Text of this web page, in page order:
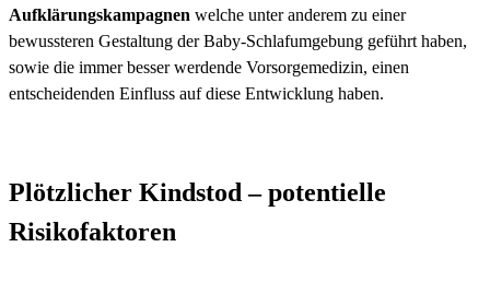
Aufklärungskampagnen welche unter anderem zu einer
bewussteren Gestaltung der Baby-Schlafumgebung geführt haben,
sowie die immer besser werdende Vorsorgemedizin, einen
entscheidenden Einfluss auf diese Entwicklung haben.
Plötzlicher Kindstod – potentielle
Risikofaktoren